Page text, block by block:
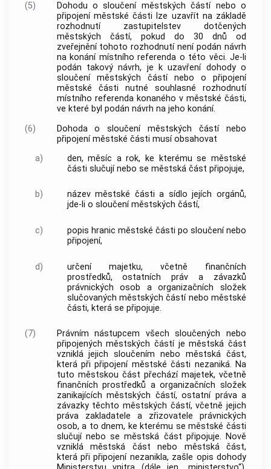
(5)
Dohodu o sloučení městských částí nebo o
připojení městské části lze uzavřít na základě
rozhodnutí zastupitelstev dotčených
městských částí, pokud do 30 dnů od
zveřejnění tohoto rozhodnutí není podán návrh
na konání místního referenda o této věci. Je-li
podán takový návrh, je k uzavření dohody o
sloučení městských částí nebo o připojení
městské části nutné souhlasné rozhodnutí
místního referenda konaného v městské části,
ve které byl podán návrh na jeho konání.
(6)
Dohoda o sloučení městských částí nebo
připojení městské části musí obsahovat
a)
den, měsíc a rok, ke kterému se městské
části slučují nebo se městská část připojuje,
b)
název městské části a sídlo jejích orgánů,
jde-li o sloučení městských částí,
c)
popis hranic městské části po sloučení nebo
připojení,
d)
určení majetku, včetně finančních
prostředků, ostatních práv a závazků
právnických osob a organizačních složek
slučovaných městských částí nebo městské
části, která se připojuje.
(7)
Právním nástupcem všech sloučených nebo
připojených městských částí je městská část
vzniklá jejich sloučením nebo městská část,
která při připojení městské části nezaniká. Na
tuto městskou část přechází majetek, včetně
finančních prostředků a organizačních složek
zanikajících městských částí, ostatní práva a
závazky těchto městských částí, včetně jejich
práva zakladatele a zřizovatele právnických
osob, a to dnem, ke kterému se městské části
slučují nebo se městská část připojuje. Nově
vzniklá městská část nebo městská část,
která při připojení nezanikla, zašle opis dohody